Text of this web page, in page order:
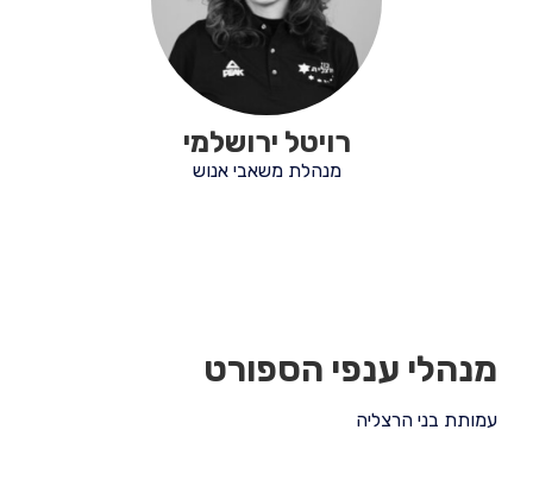
רויטל ירושלמי
מנהלת משאבי אנוש
מנהלי ענפי הספורט
עמותת בני הרצליה